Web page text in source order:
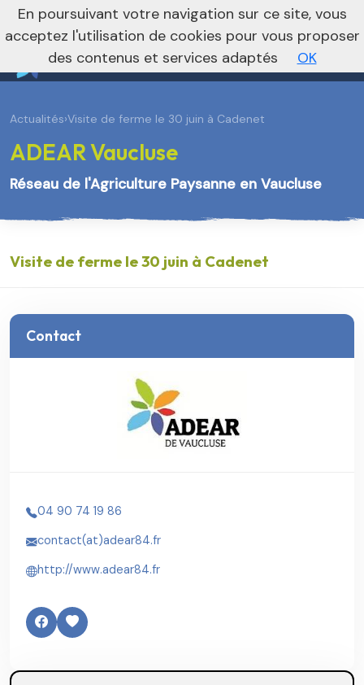
Vers le site national
Actualités›Visite de ferme le 30 juin à Cadenet
ADEAR Vaucluse
Réseau de l'Agriculture Paysanne en Vaucluse
Visite de ferme le 30 juin à Cadenet
Contact
04 90 74 19 86
contact(at)adear84.fr
http://www.adear84.fr
En poursuivant votre navigation sur ce site, vous
acceptez l'utilisation de cookies pour vous proposer
des contenus et services adaptés
OK